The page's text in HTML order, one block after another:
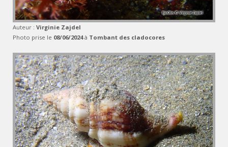
Auteur : Virginie Zajdel
Photo prise le 08/06/2024à Tombant des cladocores